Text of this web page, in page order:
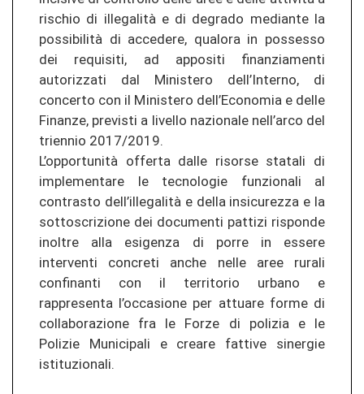
rischio di illegalità e di degrado mediante la
possibilità di accedere, qualora in possesso
dei requisiti, ad appositi finanziamenti
autorizzati dal Ministero dell’Interno, di
concerto con il Ministero dell’Economia e delle
Finanze, previsti a livello nazionale nell’arco del
triennio 2017/2019.
L’opportunità offerta dalle risorse statali di
implementare le tecnologie funzionali al
contrasto dell’illegalità e della insicurezza e la
sottoscrizione dei documenti pattizi risponde
inoltre alla esigenza di porre in essere
interventi concreti anche nelle aree rurali
confinanti con il territorio urbano e
rappresenta l’occasione per attuare forme di
collaborazione fra le Forze di polizia e le
Polizie Municipali e creare fattive sinergie
istituzionali.